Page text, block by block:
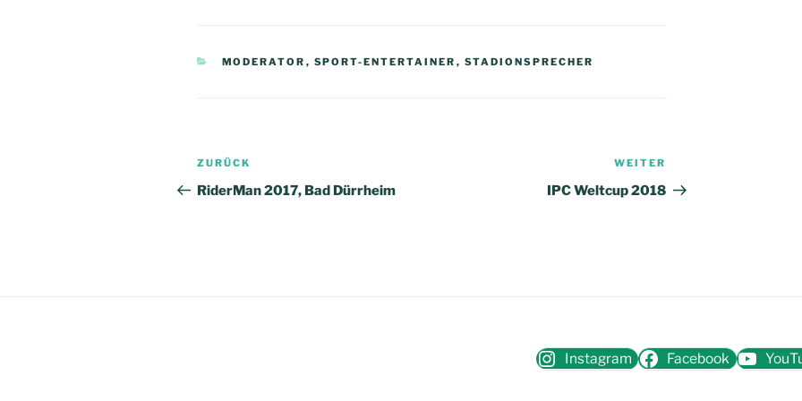
KATEGORIEN
MODERATOR , SPORT-ENTERTAINER , STADIONSPRECHER
Beitragsnavigation
Vorheriger
Beitrag
ZURÜCK
RiderMan 2017, Bad Dürrheim
Beitrag
WEITER
IPC Weltcup 2018
Instagram Facebook